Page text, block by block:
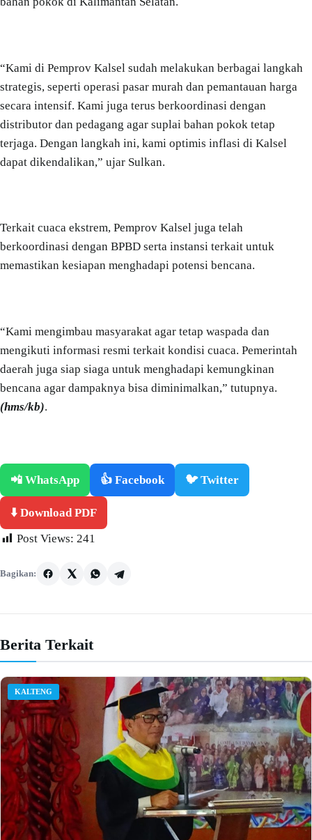
“Kami di Pemprov Kalsel sudah melakukan berbagai langkah
strategis, seperti operasi pasar murah dan pemantauan harga
secara intensif. Kami juga terus berkoordinasi dengan
distributor dan pedagang agar suplai bahan pokok tetap
terjaga. Dengan langkah ini, kami optimis inflasi di Kalsel
dapat dikendalikan,” ujar Sulkan.
Terkait cuaca ekstrem, Pemprov Kalsel juga telah
berkoordinasi dengan BPBD serta instansi terkait untuk
memastikan kesiapan menghadapi potensi bencana.
“Kami mengimbau masyarakat agar tetap waspada dan
mengikuti informasi resmi terkait kondisi cuaca. Pemerintah
daerah juga siap siaga untuk menghadapi kemungkinan
bencana agar dampaknya bisa diminimalkan,” tutupnya.
(hms/kb).
📲 WhatsApp 👍 Facebook 🐦 Twitter
⬇️ Download PDF
Post Views: 241
Bagikan:
Berita Terkait
KALTENG